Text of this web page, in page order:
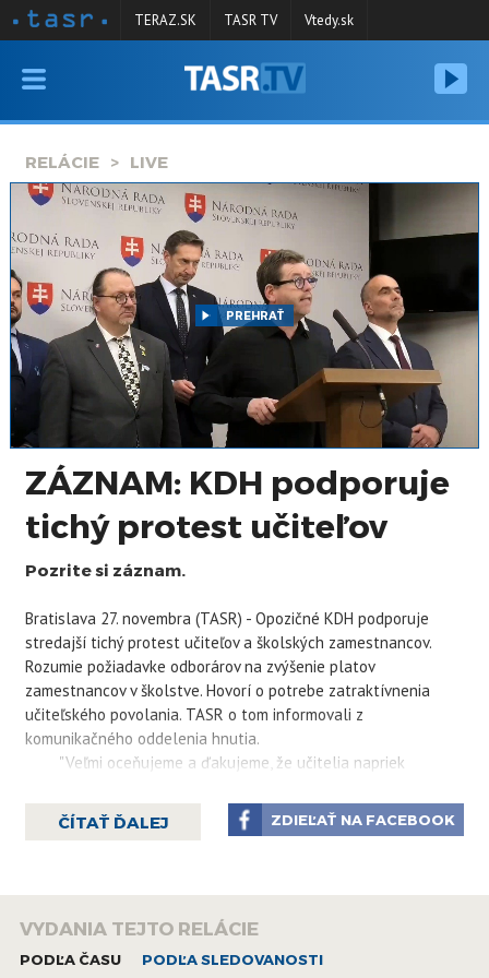
VYSIELANIE
SPRAVODAJSTVO
ARCHÍV
TERAZ.SK TASR TV Vtedy.sk
RELÁCIE LIVE
PREHRAŤ
ZÁZNAM: KDH podporuje
tichý protest učiteľov
Pozrite si záznam.
Bratislava 27. novembra (TASR) - Opozičné KDH podporuje
stredajší tichý protest učiteľov a školských zamestnancov.
Rozumie požiadavke odborárov na zvýšenie platov
zamestnancov v školstve. Hovorí o potrebe zatraktívnenia
učiteľského povolania. TASR o tom informovali z
komunikačného oddelenia hnutia.
"Veľmi oceňujeme a ďakujeme, že učitelia napriek
svojich deťoch a zvolili si tichú formu protestu, ktorá nebude
na úkor detí. Táto generácia detí už bola obeťou neprimerane
rozpočtu pre školstvo. "Zvýšenie rozpočtu na školstvo sa týka
pomocných profesií v školstve a súvisí aj s prechodom
ČÍTAŤ ĎALEJ ZDIEĽAŤ NA FACEBOOK
VYDANIA TEJTO RELÁCIE
PODĽA ČASU PODĽA SLEDOVANOSTI